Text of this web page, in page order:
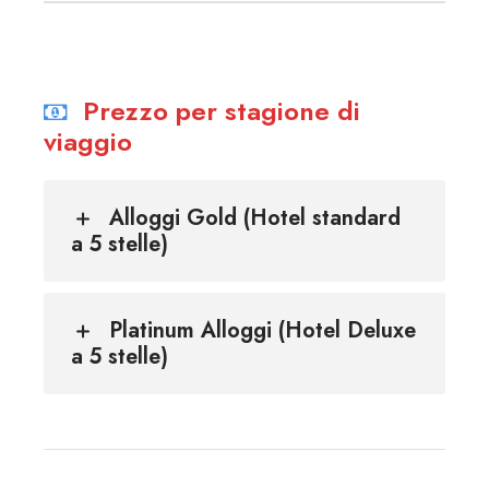
Prezzo per stagione di
viaggio
Alloggi Gold (Hotel standard
a 5 stelle)
Platinum Alloggi (Hotel Deluxe
a 5 stelle)